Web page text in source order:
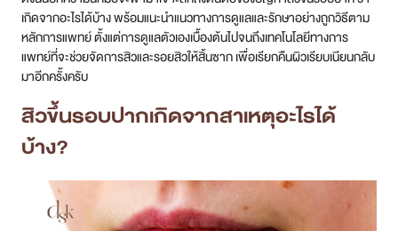
สาขา Siam Paragon
สาขา Stadium One
สาขา บางนา
เกิดจากอะไรได้บ้าง พร้อมแนะนำแนวทางการดูแลและรักษาอย่างถูกวิธีตาม
หลักการแพทย์ ตั้งแต่การดูแลตัวเองเบื้องต้นไปจนถึงเทคโนโลยีทางการ
แพทย์ที่จะช่วยจัดการสิวและรอยสิวให้สิ้นซาก เพื่อเรียกคืนผิวเรียบเนียนกลับ
มาอีกครั้งครับ
สิวขึ้นรอบปากเกิดจากสาเหตุอะไรได้
บ้าง?